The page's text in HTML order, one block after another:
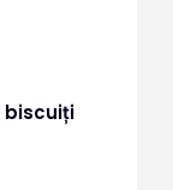
biscuiți